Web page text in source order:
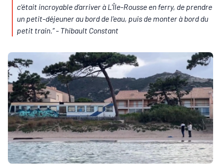
c’était incroyable d’arriver à L'Île-Rousse en ferry, de prendre
un petit-déjeuner au bord de l’eau, puis de monter à bord du
petit train.”- Thibault Constant